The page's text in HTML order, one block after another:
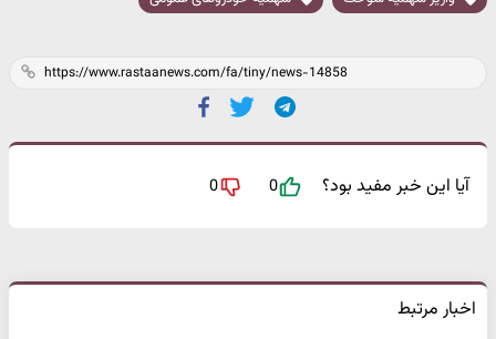
آیا این خبر مفید بود؟ 0
0
اخبار مرتبط